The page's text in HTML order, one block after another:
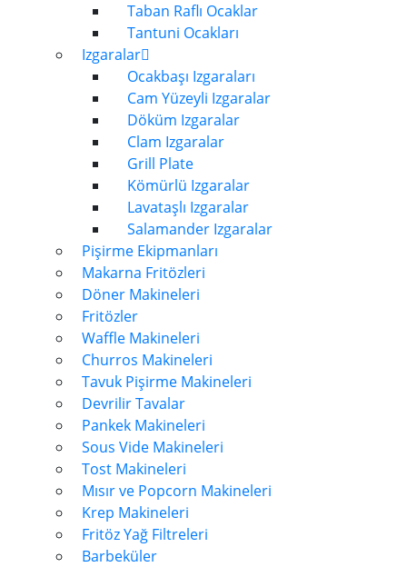
Taban Raflı Ocaklar
Tantuni Ocakları
Izgaralar
Ocakbaşı Izgaraları
Cam Yüzeyli Izgaralar
Döküm Izgaralar
Clam Izgaralar
Grill Plate
Kömürlü Izgaralar
Lavataşlı Izgaralar
Salamander Izgaralar
Pişirme Ekipmanları
Makarna Fritözleri
Döner Makineleri
Fritözler
Waffle Makineleri
Churros Makineleri
Tavuk Pişirme Makineleri
Devrilir Tavalar
Pankek Makineleri
Sous Vide Makineleri
Tost Makineleri
Mısır ve Popcorn Makineleri
Krep Makineleri
Fritöz Yağ Filtreleri
Barbeküler